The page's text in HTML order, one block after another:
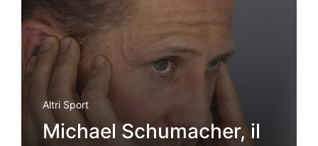
Altri Sport
Michael Schumacher, il